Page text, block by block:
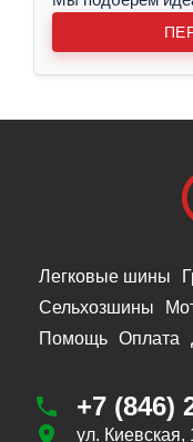
Легковые шины
Сельхозшины
Помощь Оплата
+7 (846)
ул. Киевская,